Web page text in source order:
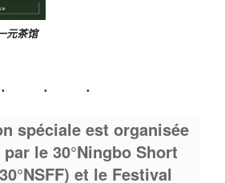
元茶馆
spéciale est organisée
le 30°Ningbo Short
et le Festival